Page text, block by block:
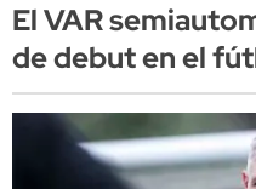
El VAR
de debut en el